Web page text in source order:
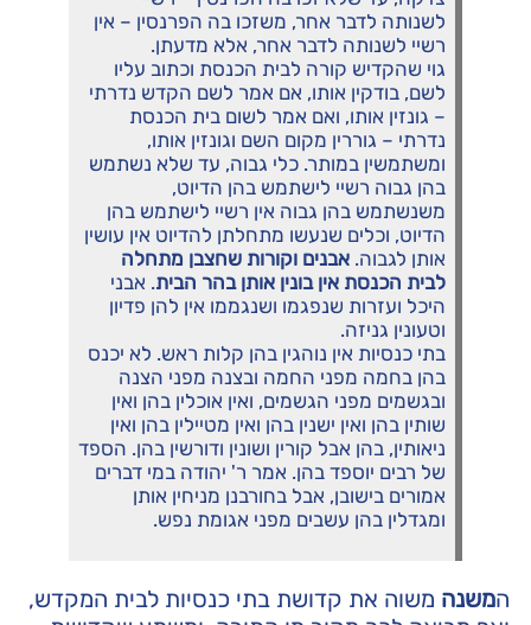
לשנותה לדבר אחר, משזכו בה הפרנסין – אין
רשיי לשנותה לדבר אחר, אלא מדעתן.
גוי שהקדיש קורה לבית הכנסת וכתוב עליו
לשם, בודקין אותו, אם אמר לשם הקדש נדרתי
– גונזין אותו, ואם אמר לשום בית הכנסת
נדרתי – גוררין מקום השם וגונזין אותו,
ומשתמשין במותר. כלי גבוה, עד שלא נשתמש
בהן גבוה רשיי לישתמש בהן הדיוט,
משנשתמש בהן גבוה אין רשיי לישתמש בהן
הדיוט, וכלים שנעשו מתחלתן להדיוט אין עושין
אותן לגבוה. אבנים וקורות שחצבן מתחלה
לבית הכנסת אין בונין אותן בהר הבית. אבני
היכל ועזרות שנפגמו ושנגממו אין להן פדיון
וטעונין גניזה.
בתי כנסיות אין נוהגין בהן קלות ראש. לא יכנס
בהן בחמה מפני החמה ובצנה מפני הצנה
ובגשמים מפני הגשמים, ואין אוכלין בהן ואין
שותין בהן ואין ישנין בהן ואין מטיילין בהן ואין
ניאותין, בהן אבל קורין ושונין ודורשין בהן. הספד
של רבים יוספד בהן. אמר ר' יהודה במי דברים
אמורים בישובן, אבל בחורבנן מניחין אותן
ומגדלין בהן עשבים מפני אגומת נפש.
המשנה משוה את קדושת בתי כנסיות לבית המקדש,